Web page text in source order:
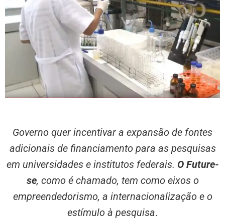
Governo quer incentivar a expansão de fontes
adicionais de financiamento para as pesquisas
em universidades e institutos federais. O Future-
se, como é chamado, tem como eixos o
empreendedorismo, a internacionalização e o
estímulo à pesquisa.